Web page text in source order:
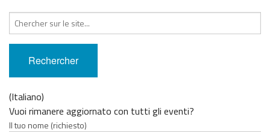
Recherche
pour
:
(Italiano)
Vuoi rimanere aggiornato con tutti gli eventi?
Il tuo nome (richiesto)